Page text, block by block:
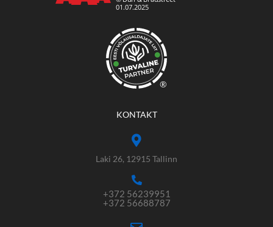
®
KONTAKT
Laki 26, 12915 Tallinn
+372 56239951
+372 56688787